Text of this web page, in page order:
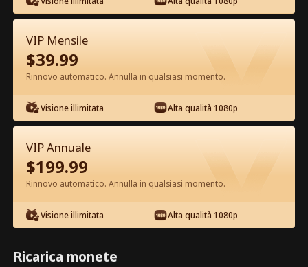
Episodio 15 - Echi Svaniti di Noi Film
completo
1-30 Tutti gli episodi
15 16 18
VIP Mensile
$39.99
Rinnovo automatico. Annulla in qualsiasi momento.
Visione illimitata Alta qualità 1080p
VIP Annuale
$199.99
Rinnovo automatico. Annulla in qualsiasi momento.
Visione illimitata Alta qualità 1080p
Ricarica monete